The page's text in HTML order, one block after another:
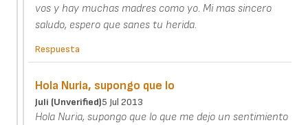
vos y hay muchas madres como yo. Mi mas sincero
saludo, espero que sanes tu herida.
Respuesta
Hola Nuria, supongo que lo
Juli (unverified)5 Jul 2013
Hola Nuria, supongo que lo que me dejo un sentimiento